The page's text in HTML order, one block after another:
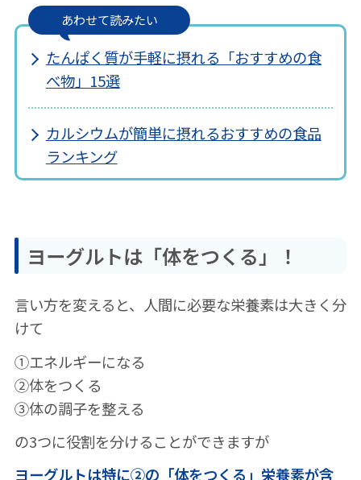
あわせて読みたい
たんぱく質が手軽に摂れる「おすすめの食
べ物」15選
カルシウムが簡単に摂れるおすすめの食品
ランキング
ヨーグルトは「体をつくる」！
言い方を変えると、人間に必要な栄養素は大きく分
けて
①エネルギーになる
②体をつくる
③体の調子を整える
の3つに役割を分けることができますが
ヨーグルトは特に②の「体をつくる」栄養素が含